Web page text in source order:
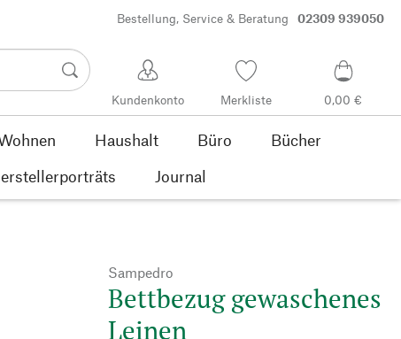
Bestellung, Service & Beratung 02309 939050
Kundenkonto Merkliste 0,00 €
Haushalt Büro
Bücher
Journal
Sampedro
Bettbezug gewaschenes
Leinen